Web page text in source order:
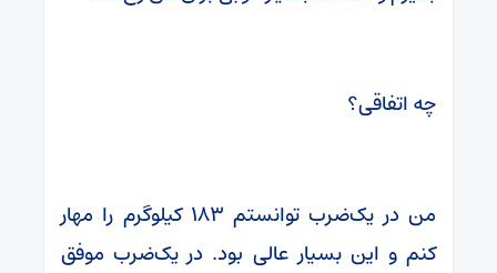
چه اتفاقی؟
من در یک‌ضرب توانستم ۱۸۳ کیلوگرم را مهار
کنم و این بسیار عالی بود. در یک‌ضرب موفق